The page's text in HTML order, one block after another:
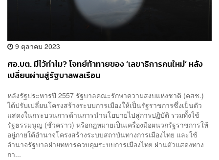
9 ตุลาคม 2023
ศอ.บต. มีไว้ทำไม? โจทย์ท้าทายของ ‘เลขาธิการคนใหม่’ หลัง
เปลี่ยนผ่านสู่รัฐบาลพลเรือน
หลังรัฐประหารปี 2557 รัฐบาลคณะรักษาความสงบแห่งชาติ (คสช.)
ได้ปรับเปลี่ยนโครงสร้างระบบการเมืองให้เป็นรัฐราชการซึ่งเป็นตัว
แสดงในกระบวนการด้านการนำนโยบายไปสู่การปฏิบัติ รวมทั้งใช้
รัฐธรรมนูญ (ชั่วคราว) หรือกฎหมายเป็นเครื่องมือผนวกรัฐราชการให้
อยู่ภายใต้อำนาจโครงสร้างระบบสถาบันทางการเมืองไทย และใช้
อำนาจรัฐบาลฝ่ายทหารควบคุมระบบการเมืองไทย ผ่านตัวแสดงทาง
กา...